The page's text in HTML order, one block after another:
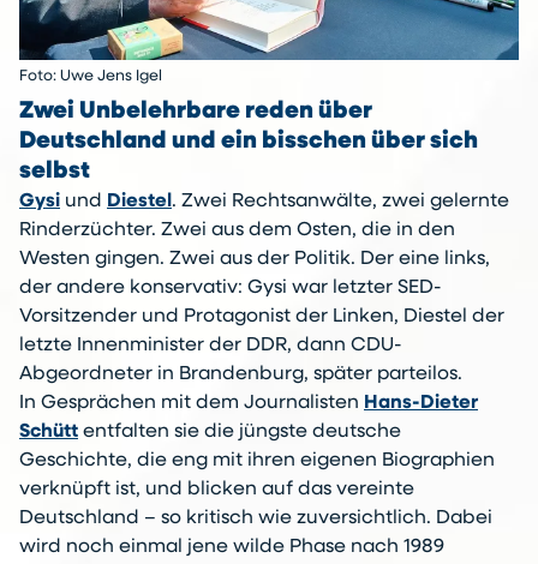
Foto: Uwe Jens Igel
Zwei Unbelehrbare reden über
Deutschland und ein bisschen über sich
selbst
Gysi und Diestel . Zwei Rechtsanwälte, zwei gelernte
Rinderzüchter. Zwei aus dem Osten, die in den
Westen gingen. Zwei aus der Politik. Der eine links,
der andere konservativ: Gysi war letzter SED-
Vorsitzender und Protagonist der Linken, Diestel der
letzte Innenminister der DDR, dann CDU-
Abgeordneter in Brandenburg, später parteilos.
In Gesprächen mit dem Journalisten Hans-Dieter
Schütt entfalten sie die jüngste deutsche
Geschichte, die eng mit ihren eigenen Biographien
verknüpft ist, und blicken auf das vereinte
Deutschland – so kritisch wie zuversichtlich. Dabei
wird noch einmal jene wilde Phase nach 1989